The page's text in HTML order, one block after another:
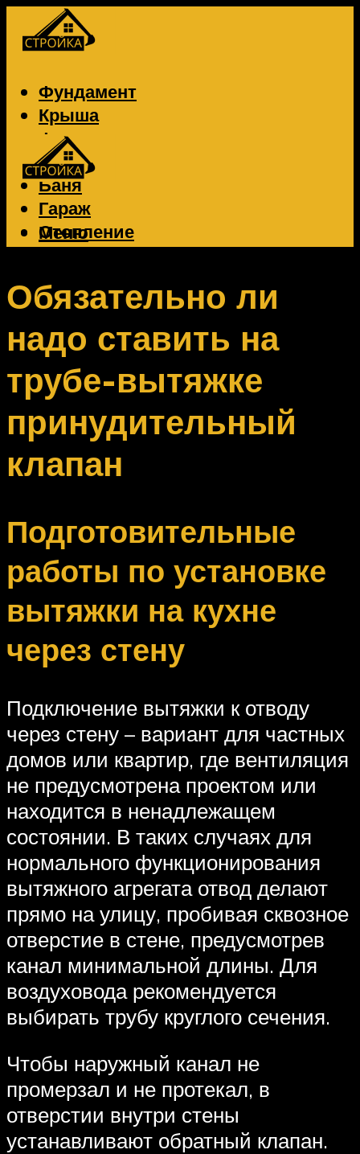
Фундамент
Крыша
Фасад
Забор
Баня
Гараж
Отопление
Вентиляция
Меню
Меню
Обязательно ли
надо ставить на
трубе-вытяжке
принудительный
клапан
Подготовительные
работы по установке
вытяжки на кухне
через стену
Подключение вытяжки к отводу
через стену – вариант для частных
домов или квартир, где вентиляция
не предусмотрена проектом или
находится в ненадлежащем
состоянии. В таких случаях для
нормального функционирования
вытяжного агрегата отвод делают
прямо на улицу, пробивая сквозное
отверстие в стене, предусмотрев
канал минимальной длины. Для
воздуховода рекомендуется
выбирать трубу круглого сечения.
Чтобы наружный канал не
промерзал и не протекал, в
отверстии внутри стены
устанавливают обратный клапан.